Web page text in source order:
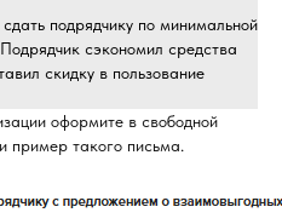
подрядчику по минимальной
сэкономил средства
скидку в пользование
оформите в свободной
пример такого письма.